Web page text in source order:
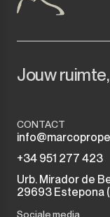
Jouw
CONTACT
+34 951 277 423
Urb. Mirador de
29693 Estepona
Sociale media